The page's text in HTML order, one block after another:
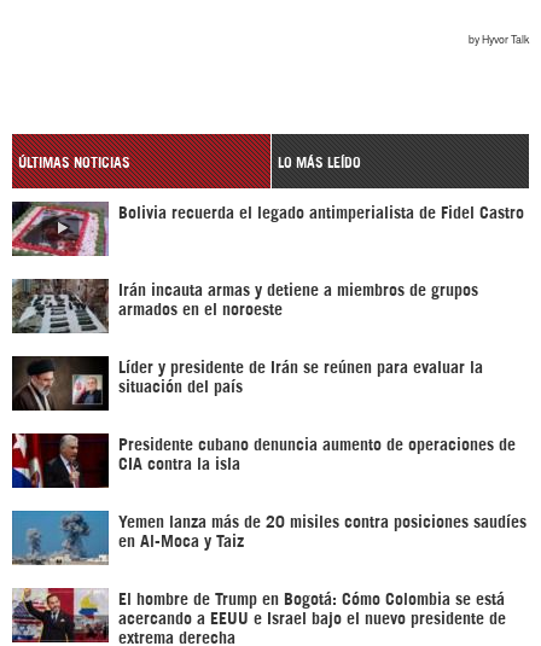
ÚLTIMAS NOTICIAS LO MÁS LEÍDO
Bolivia recuerda el legado antimperialista de Fidel Castro
Irán incauta armas y detiene a miembros de grupos
armados en el noroeste
Líder y presidente de Irán se reúnen para evaluar la
situación del país
Presidente cubano denuncia aumento de operaciones de
CIA contra la isla
Yemen lanza más de 20 misiles contra posiciones saudíes
en Al-Moca y Taiz
El hombre de Trump en Bogotá: Cómo Colombia se está
acercando a EEUU e Israel bajo el nuevo presidente de
extrema derecha